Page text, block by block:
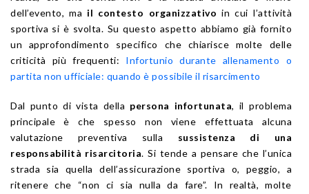
dell’evento, ma il contesto organizzativo in cui l’attività
sportiva si è svolta. Su questo aspetto abbiamo già fornito
un approfondimento specifico che chiarisce molte delle
criticità più frequenti: Infortunio durante allenamento o
partita non ufficiale: quando è possibile il risarcimento
Dal punto di vista della persona infortunata, il problema
principale è che spesso non viene effettuata alcuna
valutazione preventiva sulla sussistenza di una
responsabilità risarcitoria. Si tende a pensare che l’unica
strada sia quella dell’assicurazione sportiva o, peggio, a
ritenere che “non ci sia nulla da fare”. In realtà, molte